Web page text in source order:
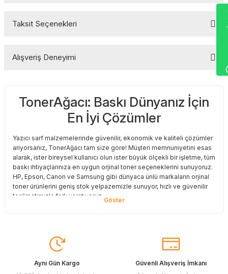
Taksit Seçenekleri
Alışveriş Deneyimi
Sitemize ilk yorumu siz yapın!
TonerAğacı: Baskı Dünyanız İçin
En İyi Çözümler
Yazıcı sarf malzemelerinde güvenilir, ekonomik ve kaliteli çözümler
arıyorsanız, TonerAğacı tam size göre! Müşteri memnuniyetini esas
alarak, ister bireysel kullanıcı olun ister büyük ölçekli bir işletme, tüm
baskı ihtiyaçlarınıza en uygun orjinal toner seçeneklerini sunuyoruz.
HP, Epson, Canon ve Samsung gibi dünyaca ünlü markaların orjinal
toner ürünlerini geniş stok yelpazemizle sunuyor, hızlı ve güvenilir
teslimatımızla fark yaratıyoruz.
istiyorsunuz? O halde muadil toner çözümlerimize göz atmalısınız!
Muadil toner ürünlerimiz, orijinal kalitesine en yakın performansı
sunacak şekilde test edilmiştir. Böylece, baskı kalitenizden ödün
vermeden bütçenizi koruyabilirsiniz. Özellikle büyük hacimli
Aynı Gün Kargo
Güvenli Alışveriş İmkanı